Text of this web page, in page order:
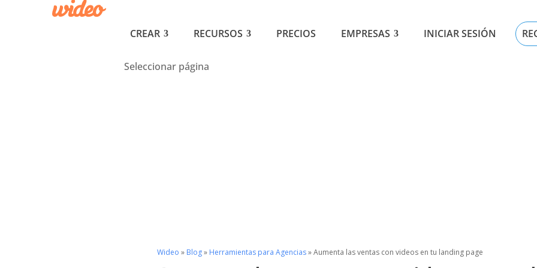
CREAR RECURSOS PRECIOS EMPRESAS INICIAR SESIÓN
Seleccionar página
Wideo » Blog» Herramientas para Agencias»Aumenta las ventas con videos en tu landing page